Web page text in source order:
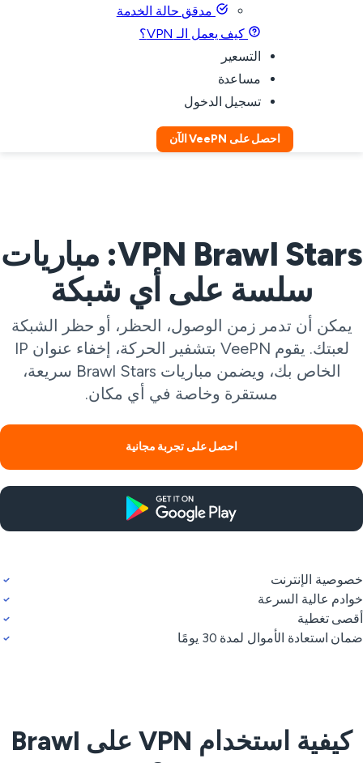
مدقق حالة الخدمة
كيف يعمل الـ VPN؟
التسعير
مساعدة
تسجيل الدخول
احصل على VeePN الآن
VPN Brawl Stars: مباريات
سلسة على أي شبكة
يمكن أن تدمر زمن الوصول، الحظر، أو حظر الشبكة
لعبتك. يقوم VeePN بتشفير الحركة، إخفاء عنوان IP
الخاص بك، ويضمن مباريات Brawl Stars سريعة،
مستقرة وخاصة في أي مكان.
احصل على تجربة مجانية
الإنترنت
عالية السرعة
تغطية
استعادة الأموال لمدة 30 يومًا
كيفية استخدام VPN على Brawl